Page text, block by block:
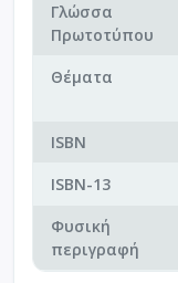
Γλώσσα
Πρωτοτύπου
Θέματα
ISBN
ISBN-13
Φυσική
περιγραφή